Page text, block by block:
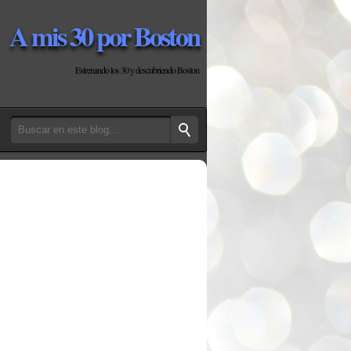
A mis 30 por Boston
Estrenando los 30 y descubriendo Boston